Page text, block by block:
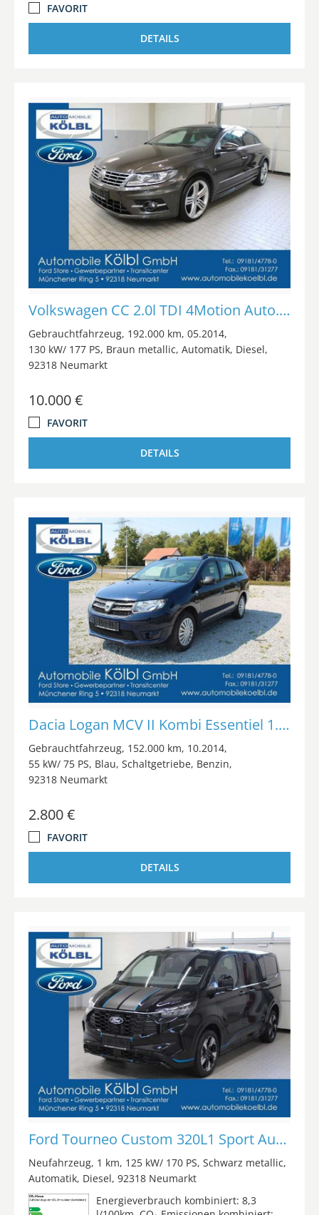
FAVORIT
DETAILS
Volkswagen CC 2.0l TDI 4Motion Auto./R-LINE/NAVI/ACC/AHK/
Gebrauchtfahrzeug 192.000 km 05.2014
130 kW/ 177 PS Braun metallic Automatik Diesel
92318 Neumarkt
10.000 €
FAVORIT
DETAILS
Dacia Logan MCV II Kombi Essentiel 1.2l / Radio /
Gebrauchtfahrzeug 152.000 km 10.2014
55 kW/ 75 PS Blau Schaltgetriebe Benzin
92318 Neumarkt
2.800 €
FAVORIT
DETAILS
Ford Tourneo Custom 320L1 Sport Auto./AHK/B&O/LMR19&apos,&apos,
Neufahrzeug 1 km 125 kW/ 170 PS Schwarz metallic
Automatik Diesel 92318 Neumarkt
Energieverbrauch kombiniert: 8,3